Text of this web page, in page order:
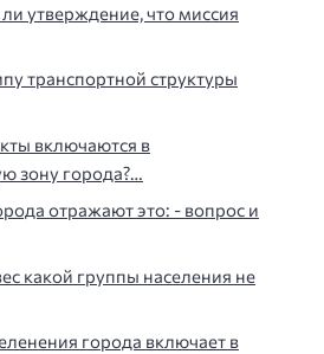
утверждение, что миссия
транспортной структуры
включаются в
зону города?…
отражают это: - вопрос и
какой группы населения не
города включает в